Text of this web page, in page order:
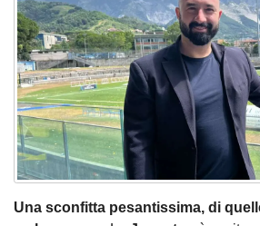
Una sconfitta pesantissima, di